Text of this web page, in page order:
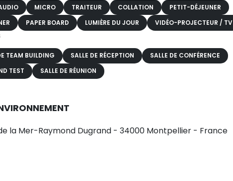
MICRO TRAITEUR COLLATION
PETIT-DÉJEUNER
PAPER BOARD LUMIÈRE DU JOUR VIDÉO-PROJECTEUR / TV
TEAM BUILDING SALLE DE RÉCEPTION
SALLE DE CONFÉRENCE
TEST
SALLE DE RÉUNION
la Mer-Raymond Dugrand - 34000 Montpellier - France